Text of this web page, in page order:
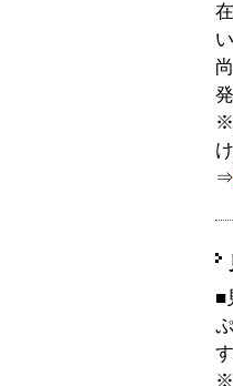
※
⇒
■
※